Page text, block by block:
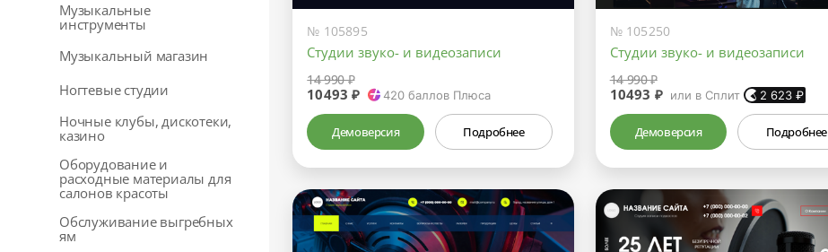
Музыкальные
инструменты
Музыкальный магазин
Ногтевые студии
Ночные клубы, дискотеки,
казино
Оборудование и
расходные материалы для
салонов красоты
Обслуживание выгребных
ям
№ 105895
Студии звуко- и видеозаписи
14 990 ₽
10493 ₽ 420баллов Плюса
Демоверсия Подробнее
№ 105250
Студии звуко- и видеозаписи
14 990 ₽
10493 ₽ или в Сплит 2 623 ₽
Демоверсия Подробнее